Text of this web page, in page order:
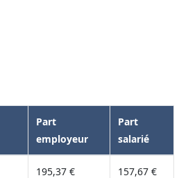
Part
employeur
Part
salarié
195,37 € 157,67 €